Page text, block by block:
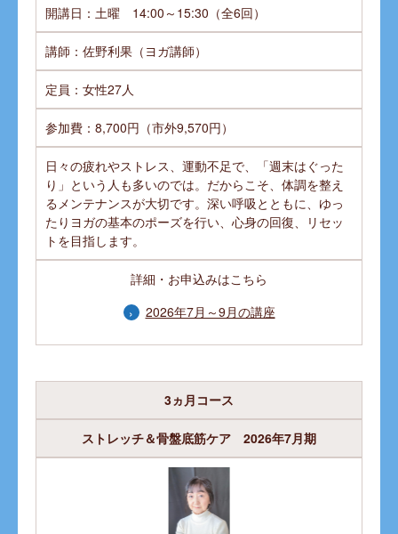
開講日：土曜 14:00～15:30（全6回）
講師：佐野利果（ヨガ講師）
定員：女性27人
参加費：8,700円（市外9,570円）
日々の疲れやストレス、運動不足で、「週末はぐった
り」という人も多いのでは。だからこそ、体調を整え
るメンテナンスが大切です。深い呼吸とともに、ゆっ
たりヨガの基本のポーズを行い、心身の回復、リセッ
トを目指します。
詳細・お申込みはこちら
2026年7月～9月の講座
3ヵ月コース
ストレッチ＆骨盤底筋ケア 2026年7月期